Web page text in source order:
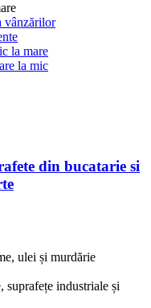
vânzărilor
la mare
la mic
din bucatarie si
ulei și murdărie
suprafețe industriale și